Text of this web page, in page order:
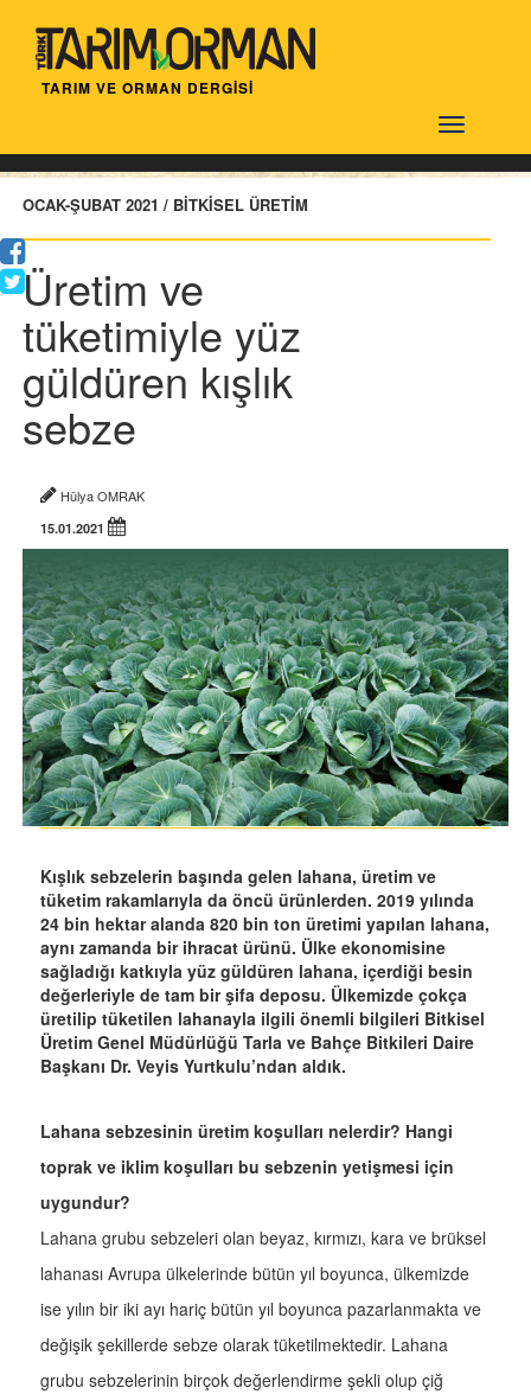
TARIM VE ORMAN DERGİSİ
Türktarım
OCAK-ŞUBAT 2021 / BİTKİSEL ÜRETİM
Üretim ve
tüketimiyle yüz
güldüren kışlık
sebze
Hülya OMRAK
15.01.2021
Kışlık sebzelerin başında gelen lahana, üretim ve
tüketim rakamlarıyla da öncü ürünlerden. 2019 yılında
24 bin hektar alanda 820 bin ton üretimi yapılan lahana,
aynı zamanda bir ihracat ürünü. Ülke ekonomisine
sağladığı katkıyla yüz güldüren lahana, içerdiği besin
değerleriyle de tam bir şifa deposu. Ülkemizde çokça
üretilip tüketilen lahanayla ilgili önemli bilgileri Bitkisel
Üretim Genel Müdürlüğü Tarla ve Bahçe Bitkileri Daire
Başkanı Dr. Veyis Yurtkulu’ndan aldık.
Lahana sebzesinin üretim koşulları nelerdir? Hangi
toprak ve iklim koşulları bu sebzenin yetişmesi için
uygundur?
Lahana grubu sebzeleri olan beyaz, kırmızı, kara ve brüksel
lahanası Avrupa ülkelerinde bütün yıl boyunca, ülkemizde
ise yılın bir iki ayı hariç bütün yıl boyunca pazarlanmakta ve
değişik şekillerde sebze olarak tüketilmektedir. Lahana
grubu sebzelerinin birçok değerlendirme şekli olup çiğ